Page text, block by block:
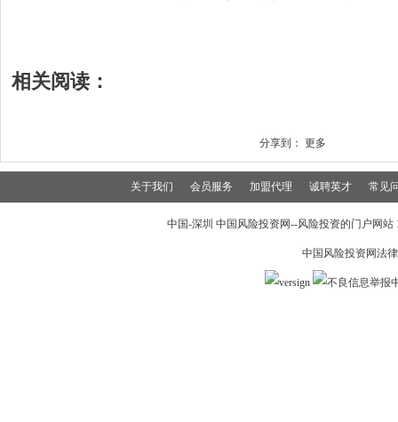
相关阅读：
分享到： 更多
关于我们 会员服务 加盟代理 诚聘英才 常见
中国-深圳 中国风险投资网--风险投资的门户网
中国风险投资网法